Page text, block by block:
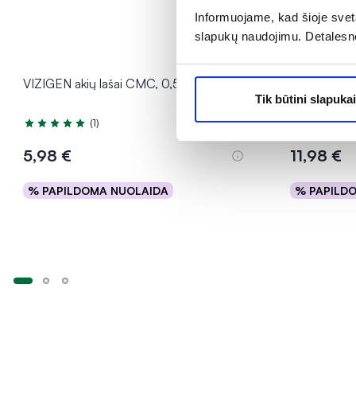
Informuojame, kad šioje
slapukų naudojimu.
Tik būtini slapukai
VIZIGEN akių lašai CMC, 0,5%, 10 ml
Įvertinimas 5.0 iš 5
(1)
5,98 €
% PAPILDOMA NUOLAIDA
Į krepšelį
VIZIGEN
0,6 ml
11,98 €
%